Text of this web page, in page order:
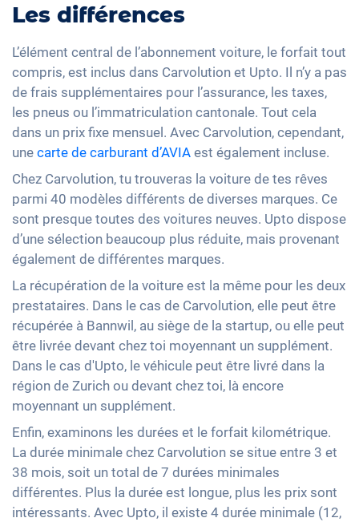
Les différences
L’élément central de l’abonnement voiture, le forfait tout
compris, est inclus dans Carvolution et Upto. Il n’y a pas
de frais supplémentaires pour l’assurance, les taxes,
les pneus ou l’immatriculation cantonale. Tout cela
dans un prix fixe mensuel. Avec Carvolution, cependant,
une carte de carburant d’AVIA est également incluse.
Chez Carvolution, tu trouveras la voiture de tes rêves
parmi 40 modèles différents de diverses marques. Ce
sont presque toutes des voitures neuves. Upto dispose
d’une sélection beaucoup plus réduite, mais provenant
également de différentes marques.
La récupération de la voiture est la même pour les deux
prestataires. Dans le cas de Carvolution, elle peut être
récupérée à Bannwil, au siège de la startup, ou elle peut
être livrée devant chez toi moyennant un supplément.
Dans le cas d'Upto, le véhicule peut être livré dans la
région de Zurich ou devant chez toi, là encore
moyennant un supplément.
Enfin, examinons les durées et le forfait kilométrique.
La durée minimale chez Carvolution se situe entre 3 et
38 mois, soit un total de 7 durées minimales
différentes. Plus la durée est longue, plus les prix sont
intéressants. Avec Upto, il existe 4 durée minimale (12,